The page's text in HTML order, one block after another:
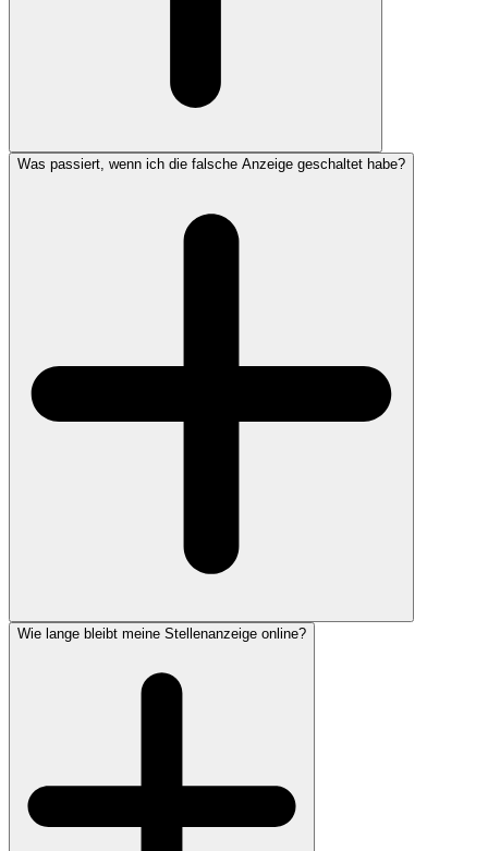
Was passiert, wenn ich die falsche Anzeige geschaltet habe?
Wie lange bleibt meine Stellenanzeige online?